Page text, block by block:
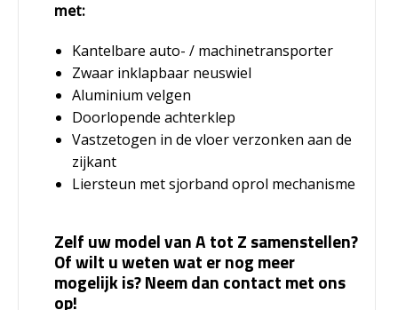
met:
Kantelbare auto- / machinetransporter
Zwaar inklapbaar neuswiel
Aluminium velgen
Doorlopende achterklep
Vastzetogen in de vloer verzonken aan de
zijkant
Liersteun met sjorband oprol mechanisme
Zelf uw model van A tot Z samenstellen?
Of wilt u weten wat er nog meer
mogelijk is? Neem dan contact met ons
op!